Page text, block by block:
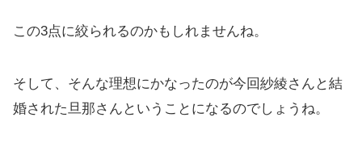
この3点に絞られるのかもしれませんね。
そして、そんな理想にかなったのが今回紗綾さんと結
婚された旦那さんということになるのでしょうね。